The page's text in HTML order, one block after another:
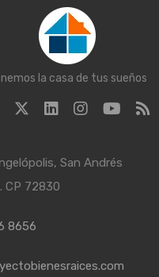
la casa de tus sueños
San Andrés
CP 72830
8656